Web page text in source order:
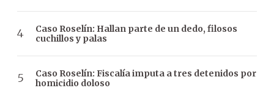
Caso Roselín: Hallan parte de un dedo, filosos
cuchillos y palas
Caso Roselín: Fiscalía imputa a tres detenidos por
homicidio doloso